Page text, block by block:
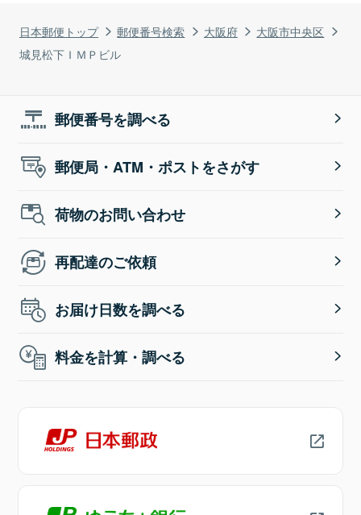
日本郵便トップ 郵便番号検索 大阪府
大阪市中央区
城見松下ＩＭＰビル
郵便番号を調べる
郵便局・ATM・ポストをさがす
荷物のお問い合わせ
再配達のご依頼
お届け日数を調べる
料金を計算・調べる